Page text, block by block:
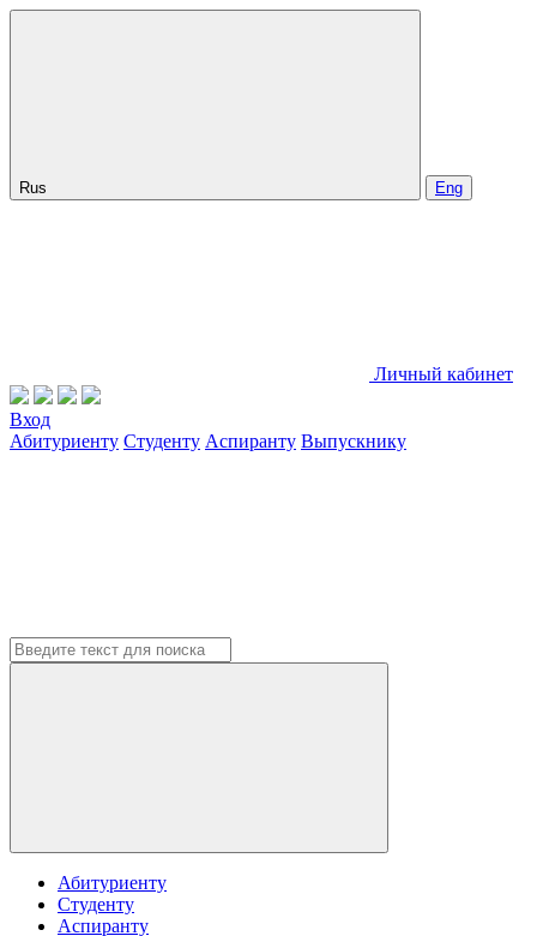
Rus Eng
Личный кабинет
Вход
Абитуриенту Студенту Аспиранту Выпускнику
Абитуриенту
Студенту
Аспиранту